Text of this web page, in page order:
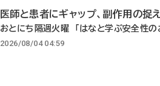
医師と患者にギャップ、副作用の捉
おとにち隔週火曜 「はなと学ぶ安全性の
2026/08/04 04:59